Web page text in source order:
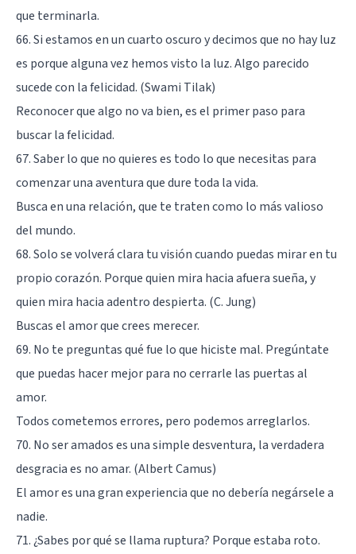
que terminarla.
66. Si estamos en un cuarto oscuro y decimos que no hay luz
es porque alguna vez hemos visto la luz. Algo parecido
sucede con la felicidad. (Swami Tilak)
Reconocer que algo no va bien, es el primer paso para
buscar la felicidad.
67. Saber lo que no quieres es todo lo que necesitas para
comenzar una aventura que dure toda la vida.
Busca en una relación, que te traten como lo más valioso
del mundo.
68. Solo se volverá clara tu visión cuando puedas mirar en tu
propio corazón. Porque quien mira hacia afuera sueña, y
quien mira hacia adentro despierta. (C. Jung)
Buscas el amor que crees merecer.
69. No te preguntas qué fue lo que hiciste mal. Pregúntate
que puedas hacer mejor para no cerrarle las puertas al
amor.
Todos cometemos errores, pero podemos arreglarlos.
70. No ser amados es una simple desventura, la verdadera
desgracia es no amar. (Albert Camus)
El amor es una gran experiencia que no debería negársele a
nadie.
71. ¿Sabes por qué se llama ruptura? Porque estaba roto.